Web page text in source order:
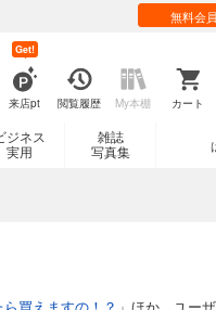
無料会
来店pt
Get!
閲覧履歴 My本棚 カート
ジネス
実用
雑誌
写真集